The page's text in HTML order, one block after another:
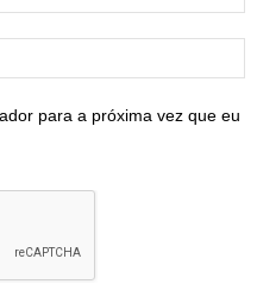
para a próxima vez que eu